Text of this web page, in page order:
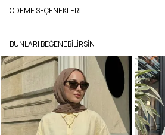
ÖDEME SEÇENEKLERI
BUNLARI BEĞENEBILIRSIN